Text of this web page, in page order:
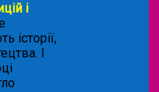
і
історії,
І